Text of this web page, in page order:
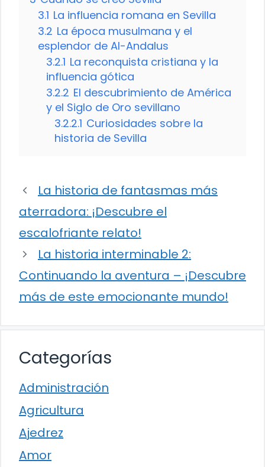
3.1 La influencia romana en Sevilla
3.2 La época musulmana y el
esplendor de Al-Andalus
3.2.1 La reconquista cristiana y la
influencia gótica
3.2.2 El descubrimiento de América
y el Siglo de Oro sevillano
3.2.2.1 Curiosidades sobre la
historia de Sevilla
La historia de fantasmas más
aterradora: ¡Descubre el
escalofriante relato!
La historia interminable 2:
Continuando la aventura – ¡Descubre
más de este emocionante mundo!
Categorías
Administración
Agricultura
Ajedrez
Amor